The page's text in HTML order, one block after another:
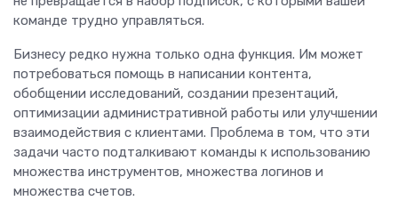
команде трудно управляться.
Бизнесу редко нужна только одна функция. Им может
потребоваться помощь в написании контента,
обобщении исследований, создании презентаций,
оптимизации административной работы или улучшении
взаимодействия с клиентами. Проблема в том, что эти
задачи часто подталкивают команды к использованию
множества инструментов, множества логинов и
множества счетов.